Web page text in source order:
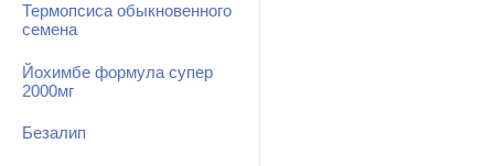
Термопсиса обыкновенного
семена
Йохимбе формула супер
2000мг
Безалип